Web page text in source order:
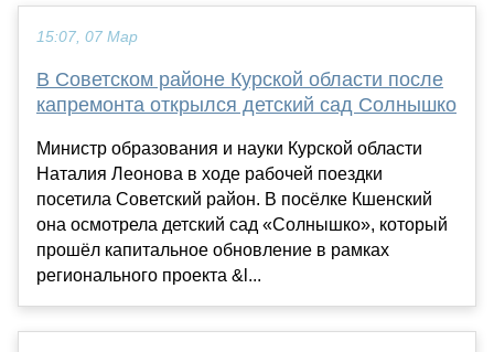
15:07, 07 Мар
В Советском районе Курской области после
капремонта открылся детский сад Солнышко
Министр образования и науки Курской области
Наталия Леонова в ходе рабочей поездки
посетила Советский район. В посёлке Кшенский
она осмотрела детский сад «Солнышко», который
прошёл капитальное обновление в рамках
регионального проекта &l...